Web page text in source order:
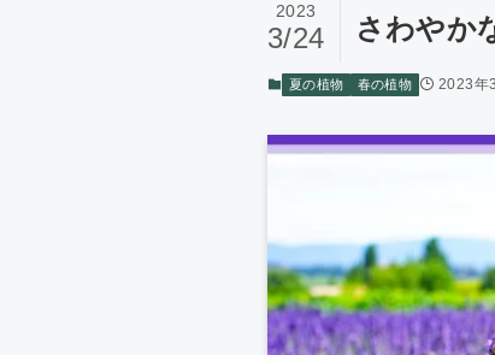
さわやか
2023
3/24
夏の植物 春の植物 2023年